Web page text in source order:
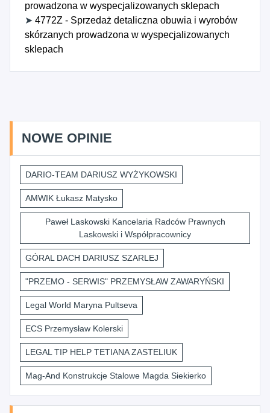
prowadzona w wyspecjalizowanych sklepach
➤ 4772Z - Sprzedaż detaliczna obuwia i wyrobów
skórzanych prowadzona w wyspecjalizowanych
sklepach
NOWE OPINIE
DARIO-TEAM DARIUSZ WYŻYKOWSKI
AMWIK Łukasz Matysko
Paweł Laskowski Kancelaria Radców Prawnych
Laskowski i Współpracownicy
GÓRAL DACH DARIUSZ SZARLEJ
"PRZEMO - SERWIS" PRZEMYSŁAW ZAWARYŃSKI
Legal World Maryna Pultseva
ECS Przemysław Kolerski
LEGAL TIP HELP TETIANA ZASTELIUK
Mag-And Konstrukcje Stalowe Magda Siekierko